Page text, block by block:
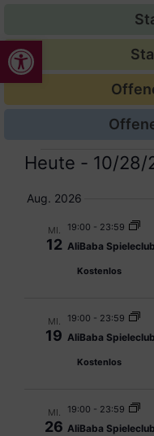
Werkzeugleiste öffnen
Heute - 10/28/
auswählen.
Aug. 2026
MI.
12
19:00 - 23:59
AliBaba Spieleclub
Kostenlos
MI.
19
19:00 - 23:59
AliBaba Spieleclub
Kostenlos
MI.
26
19:00 - 23:59
AliBaba Spieleclub